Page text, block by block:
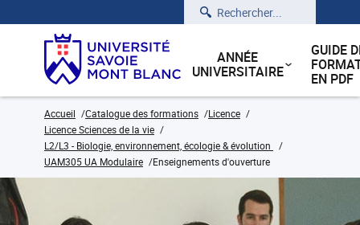
Rechercher
ANNÉE
UNIVERSITAIRE
GUIDE
EN PDF
Accueil Catalogue des formations
Licence
Licence Sciences de la vie
L2/L3 - Biologie, environnement, écologie & évolution
UAM305 UA Modulaire
Enseignements d'ouverture